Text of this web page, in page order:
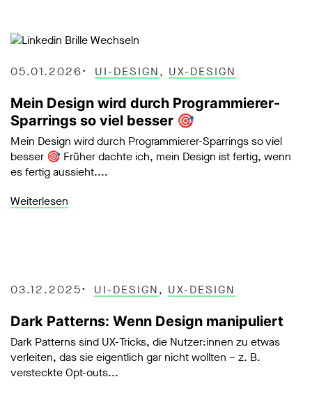
05.01.2026 UI-DESIGN, UX-DESIGN
Mein Design wird durch Programmierer-
Sparrings so viel besser 🎯
Mein Design wird durch Programmierer-Sparrings so viel
besser 🎯 Früher dachte ich, mein Design ist fertig, wenn
es fertig aussieht....
Weiterlesen
03.12.2025 UI-DESIGN, UX-DESIGN
Dark Patterns: Wenn Design manipuliert
Dark Patterns sind UX-Tricks, die Nutzer:innen zu etwas
verleiten, das sie eigentlich gar nicht wollten – z. B.
versteckte Opt-outs...